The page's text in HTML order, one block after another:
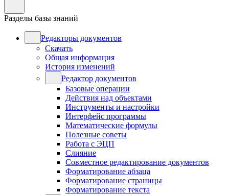
Разделы базы знаний
Редакторы документов
Скачать
Общая информация
История изменений
Редактор документов
Базовые операции
Действия над объектами
Инструменты и настройки
Интерфейс программы
Математические формулы
Полезные советы
Работа с ЭЦП
Слияние
Совместное редактирование документов
Форматирование абзаца
Форматирование страницы
Форматирование текста